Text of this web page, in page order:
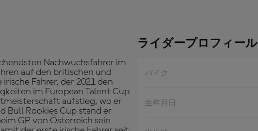
ライダープロフィール
バイク
生年月日
Nachwuchsfahrer im
auf den britischen und
Fahrer, der 2021 den
im European Talent Cup
aufstieg, wo er
Bull Rookies Cup stand er
GP von Österreich sein